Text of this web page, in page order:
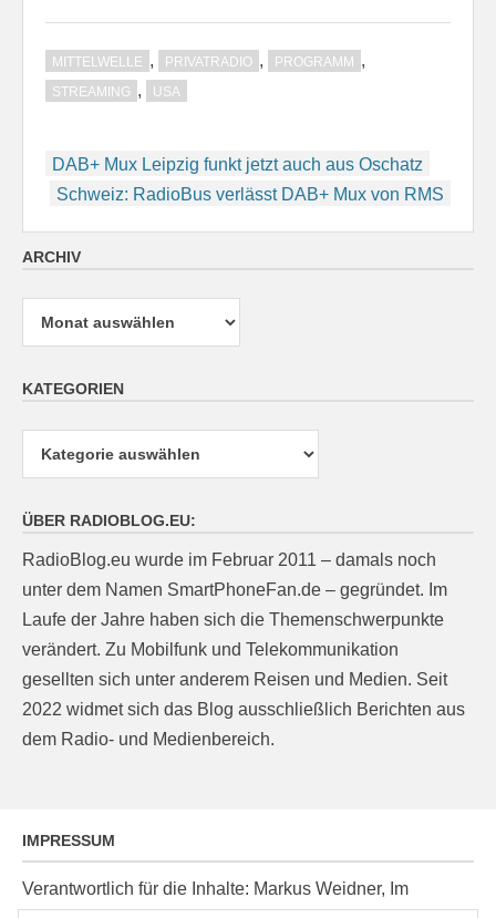
MITTELWELLE , PRIVATRADIO , PROGRAMM ,
STREAMING , USA
Beitragsnavigation
DAB+ Mux Leipzig funkt jetzt auch aus Oschatz
Schweiz: RadioBus verlässt DAB+ Mux von RMS
ARCHIV
Archiv
KATEGORIEN
ÜBER RADIOBLOG.EU:
RadioBlog.eu wurde im Februar 2011 – damals noch
unter dem Namen SmartPhoneFan.de – gegründet. Im
Laufe der Jahre haben sich die Themenschwerpunkte
verändert. Zu Mobilfunk und Telekommunikation
gesellten sich unter anderem Reisen und Medien. Seit
2022 widmet sich das Blog ausschließlich Berichten aus
dem Radio- und Medienbereich.
IMPRESSUM
Verantwortlich für die Inhalte: Markus Weidner, Im